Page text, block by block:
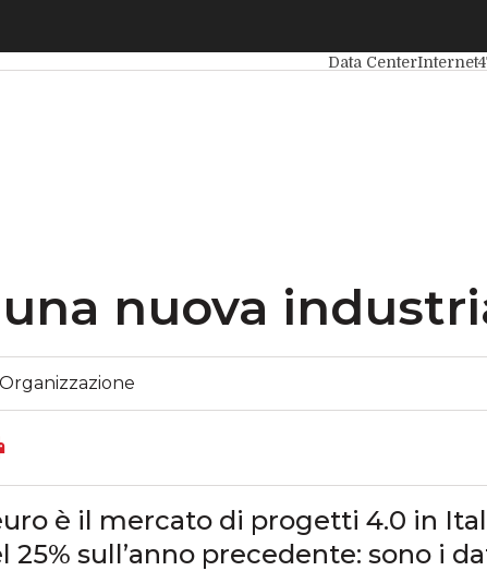
Data Center
nuova
Organizzazione
è il mercato di progetti 4.0 in
25% sull’anno precedente: sono i